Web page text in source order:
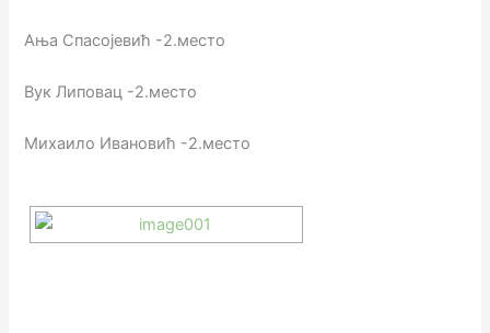
Ања Спасојевић -2.место
Вук Липовац -2.место
Михаило Ивановић -2.место